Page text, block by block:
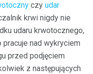
czy udar
krwi nigdy nie
udaru krwotocznego,
nad wykryciem
przed podjęciem
z następujących